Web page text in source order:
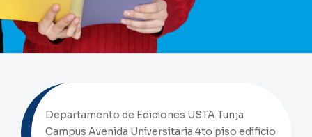
Departamento de Ediciones USTA Tunja
Campus Avenida Universitaria 4to piso edificio